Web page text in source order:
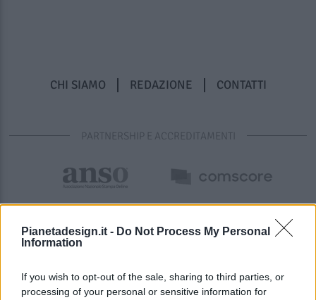
Pianetadesign.it - Do Not Process My Personal
Information
If you wish to opt-out of the sale, sharing to third parties, or
processing of your personal or sensitive information for
CHI SIAMO REDAZIONE CONTATTI
PARTNERSHIP E ACCREDITAMENTI